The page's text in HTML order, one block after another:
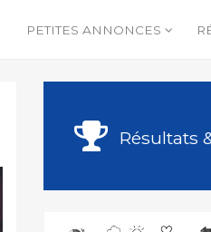
PETITES ANNONCES
Résultats